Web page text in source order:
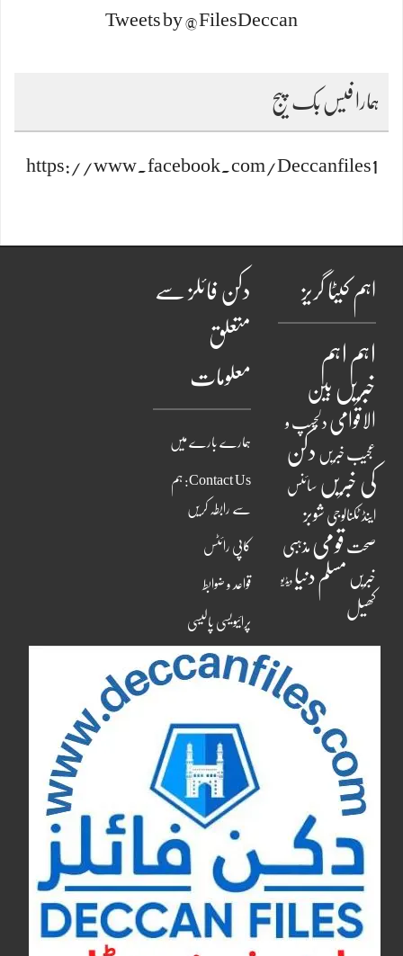
Tweets by @FilesDeccan
ہمارا فیس بک پیج
https://www.facebook.com/Deccanfiles1
اہم کیٹا گریز
اہم اہم
خبریں بین
الاقوامی دلچسپ و
عجیب خبریں دکن
کی خبریں سائنس
اینڈ ٹکنالوجی شوبز
صحت قومی مذہبی
خبریں مسلم دنیا ویڈیو
کھیل
دکن فائلز سے
متعلق
معلومات
ہمارے بارے میں
Contact Us: ہم
سے رابطہ کریں
کاپی رائٹس
قواعد و ضوابط
پرائیویسی پالیسی